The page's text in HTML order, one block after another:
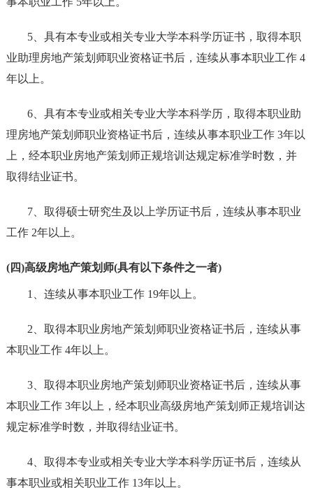
5、具有本专业或相关专业大学本科学历证书，取得本职
业助理房地产策划师职业资格证书后，连续从事本职业工作 4
年以上。
6、具有本专业或相关专业大学本科学历，取得本职业助
理房地产策划师职业资格证书后，连续从事本职业工作 3年以
上，经本职业房地产策划师正规培训达规定标准学时数，并
取得结业证书。
7、取得硕士研究生及以上学历证书后，连续从事本职业
工作 2年以上。
(四)高级房地产策划师(具有以下条件之一者)
1、连续从事本职业工作 19年以上。
2、取得本职业房地产策划师职业资格证书后，连续从事
本职业工作 4年以上。
3、取得本职业房地产策划师职业资格证书后，连续从事
本职业工作 3年以上，经本职业高级房地产策划师正规培训达
规定标准学时数，并取得结业证书。
4、取得本专业或相关专业大学本科学历证书后，连续从
事本职业或相关职业工作 13年以上。